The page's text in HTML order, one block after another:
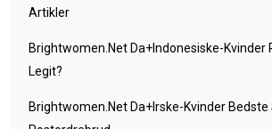
Artikler
Brightwomen.net Da+indonesiske-Kvinder
Legit?
Brightwomen.net Da+irske-Kvinder Bedste